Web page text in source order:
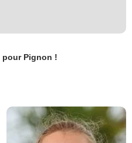
pour Pignon !